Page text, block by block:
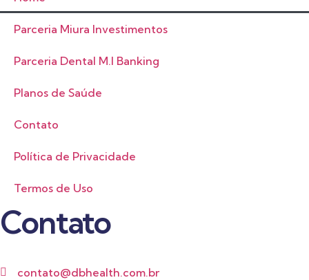
Parceria Miura Investimentos
Parceria Dental M.I Banking
Planos de Saúde
Contato
Política de Privacidade
Termos de Uso
Contato
contato@dbhealth.com.br